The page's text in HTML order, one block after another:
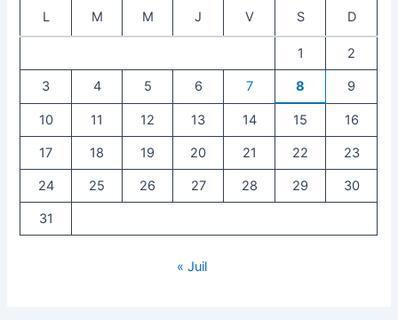
L M M J V S D
1 2
3 4 5 6 7 8 9
10 11 12 13 14 15 16
17 18 19 20 21 22 23
24 25 26 27 28 29 30
31
« Juil